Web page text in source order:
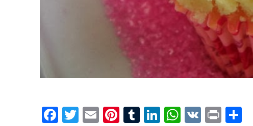
Facebook
Twitter
EmailPinterest
Tumblr
LinkedIn
WhatsApp
VK Print